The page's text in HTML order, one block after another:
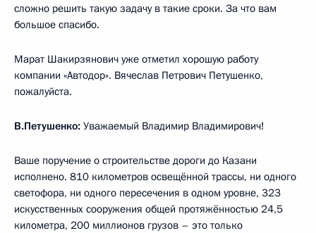
сложно решить такую задачу в такие сроки. За что вам
большое спасибо.
Марат Шакирзянович уже отметил хорошую работу
компании «Автодор». Вячеслав Петрович Петушенко,
пожалуйста.
В.Петушенко: Уважаемый Владимир Владимирович!
Ваше поручение о строительстве дороги до Казани
исполнено. 810 километров освещённой трассы, ни одного
светофора, ни одного пересечения в одном уровне, 323
искусственных сооружения общей протяжённостью 24,5
километра, 200 миллионов грузов – это только